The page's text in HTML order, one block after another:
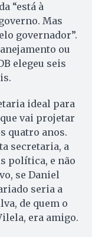
“está à
Mas
governador”.
ou
elegeu seis
ideal para
vai projetar
quatro anos.
secretaria, a
política, e não
se Daniel
seria a
de quem o
era amigo.